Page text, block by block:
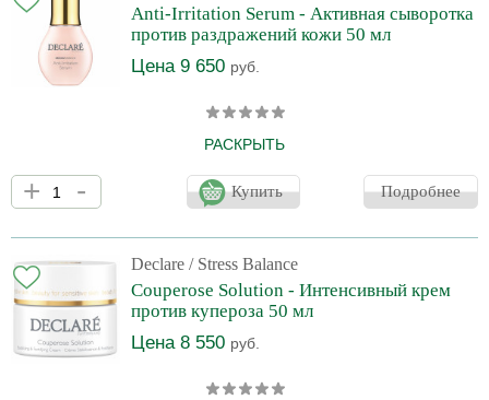
Anti-Irritation Serum - Активная сыворотка
против раздражений кожи 50 мл
Цена 9 650 руб.
РАСКРЫТЬ
SOS-средство для моментального устранения раздражения,
покраснения и шелушений. Регулярное применение сыворотки
создает оптимальные условия для нормального
типов кожи при склонности к раздражению и шелушению
любого рода.
+ - Купить Подробнее
Declare / Stress Balance
Couperose Solution - Интенсивный крем
против купероза 50 мл
Цена 8 550 руб.